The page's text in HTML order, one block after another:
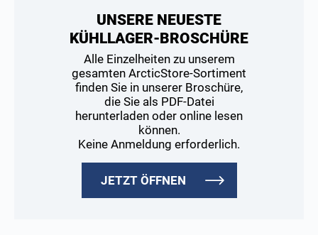
UNSERE NEUESTE
KÜHLLAGER-BROSCHÜRE
Alle Einzelheiten zu unserem
gesamten ArcticStore-Sortiment
finden Sie in unserer Broschüre,
die Sie als PDF-Datei
herunterladen oder online lesen
können.
Keine Anmeldung erforderlich.
JETZT ÖFFNEN